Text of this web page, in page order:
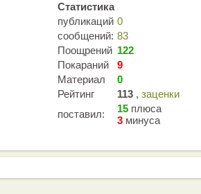
Статистика
публикаций 0
сообщений: 83
Поощрений 122
Покараний
9
Материал
0
Рейтинг
113 , заценки
поставил:
15 плюса
3 минуса